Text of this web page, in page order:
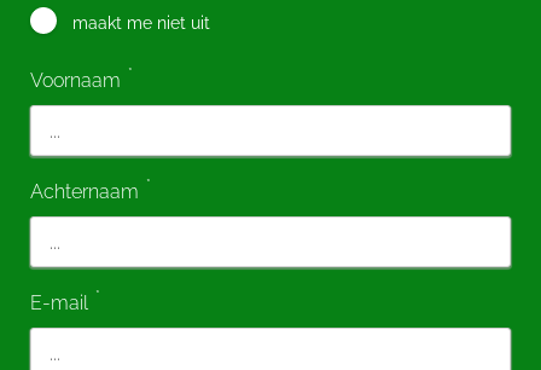
maakt me niet uit
Voornaam *
Achternaam *
E-mail *